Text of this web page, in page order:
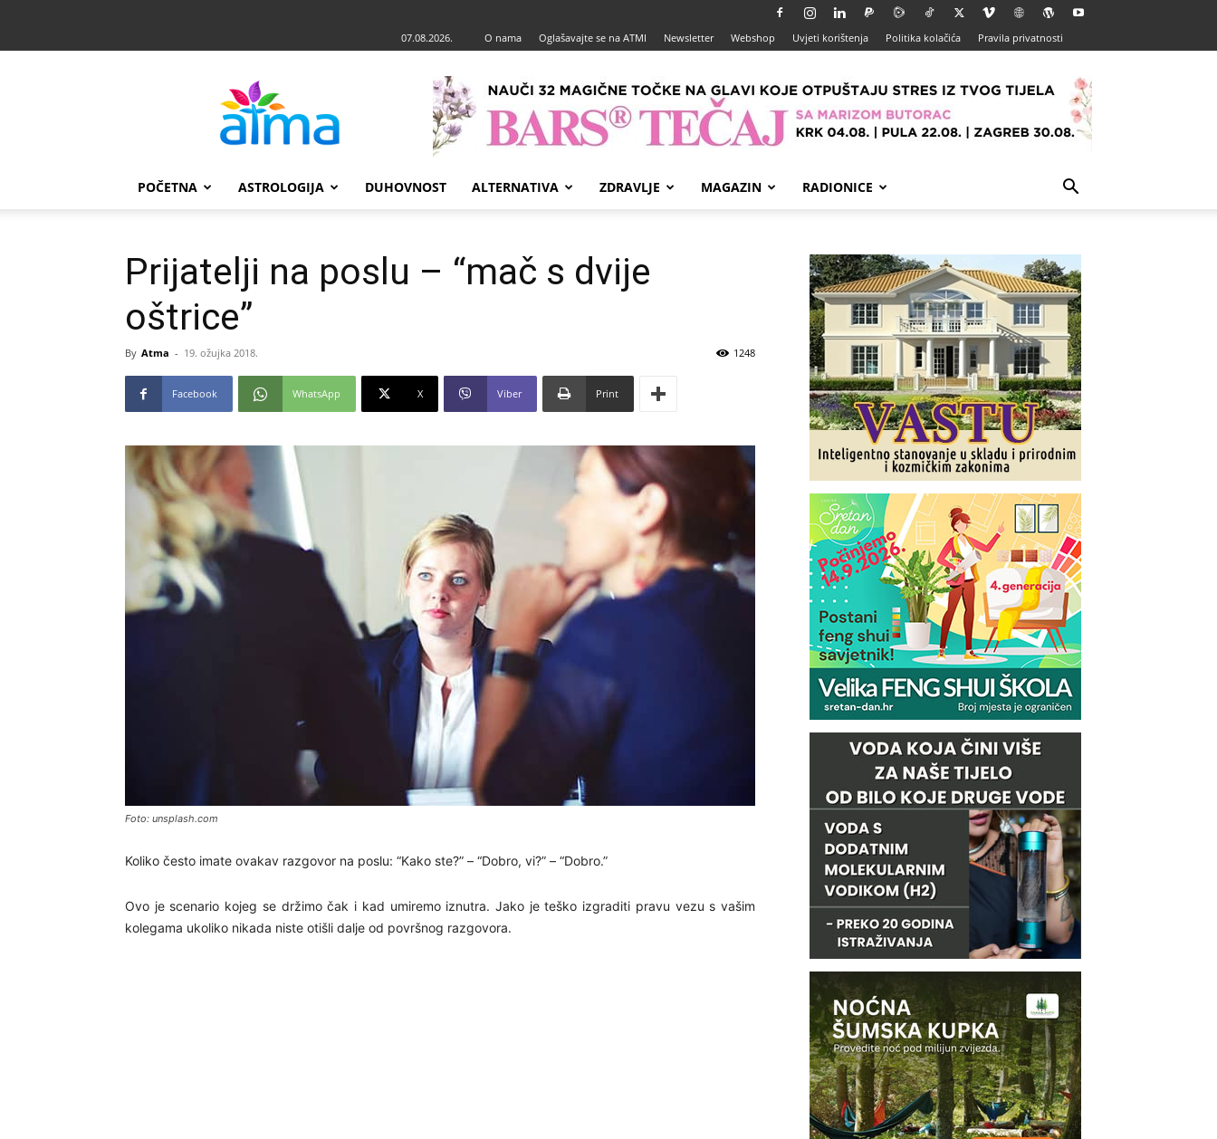
07.08.2026. O nama Oglašavajte se na ATMI Newsletter Webshop Uvjeti korištenja Politika kolačića Pravila privatnosti
POČETNA ASTROLOGIJA DUHOVNOST ALTERNATIVA ZDRAVLJE MAGAZIN RADIONICE
Prijatelji na poslu – “mač s dvije
oštrice”
By Atma - 19. ožujka 2018. 1248
Facebook WhatsApp X Viber Print
Foto: unsplash.com
Koliko često imate ovakav razgovor na poslu: “Kako ste?” – “Dobro, vi?” – “Dobro.”
Ovo je scenario kojeg se držimo čak i kad umiremo iznutra. Jako je teško izgraditi pravu vezu s vašim
kolegama ukoliko nikada niste otišli dalje od površnog razgovora.